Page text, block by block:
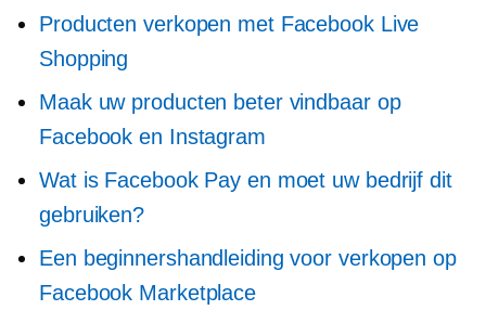
Producten verkopen met Facebook Live
Shopping
Maak uw producten beter vindbaar op
Facebook en Instagram
Wat is Facebook Pay en moet uw bedrijf dit
gebruiken?
Een beginnershandleiding voor verkopen op
Facebook Marketplace